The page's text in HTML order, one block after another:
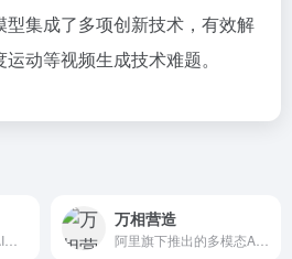
集成了多项创新技术，有效解
动等视频生成技术难题。
万相营造